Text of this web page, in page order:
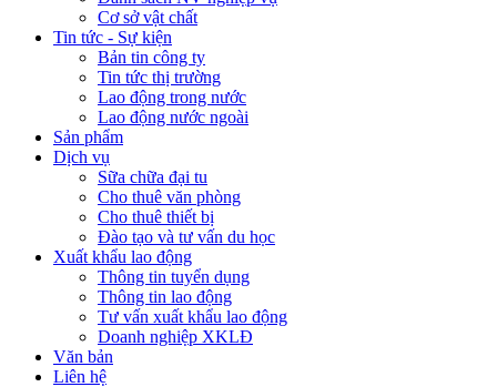
Cơ sở vật chất
Tin tức - Sự kiện
Bản tin công ty
Tin tức thị trường
Lao động trong nước
Lao động nước ngoài
Sản phẩm
Dịch vụ
Sữa chữa đại tu
Cho thuê văn phòng
Cho thuê thiết bị
Đào tạo và tư vấn du học
Xuất khẩu lao động
Thông tin tuyển dụng
Thông tin lao động
Tư vấn xuất khẩu lao động
Doanh nghiệp XKLĐ
Văn bản
Liên hệ